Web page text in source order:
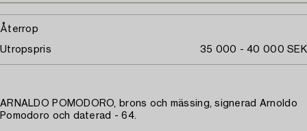
Återrop
Utropspris 35 000 - 40 000 SEK
ARNALDO POMODORO, brons och mässing, signerad Arnoldo
Pomodoro och daterad - 64.